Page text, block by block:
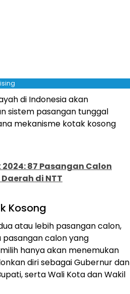
di Indonesia akan
sistem pasangan tunggal
mekanisme kotak kosong
87 Pasangan Calon
di NTT
Kosong
atau lebih pasangan calon,
calon yang
hanya akan menemukan
diri sebagai Gubernur dan
serta Wali Kota dan Wakil